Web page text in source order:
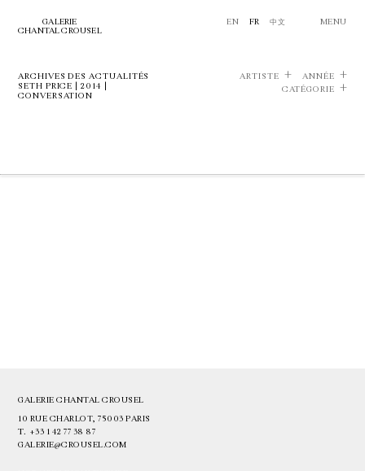
GALERIE
CHANTAL CROUSEL
EN FR 中文 MENU
ARCHIVES DES ACTUALITÉS
SETH PRICE | 2014 |
CONVERSATION
ARTISTE
ANNÉE
CATÉGORIE
GALERIE CHANTAL CROUSEL
10 RUE CHARLOT, 75003 PARIS
T. +33 1 42 77 38 87
GALERIE@CROUSEL.COM